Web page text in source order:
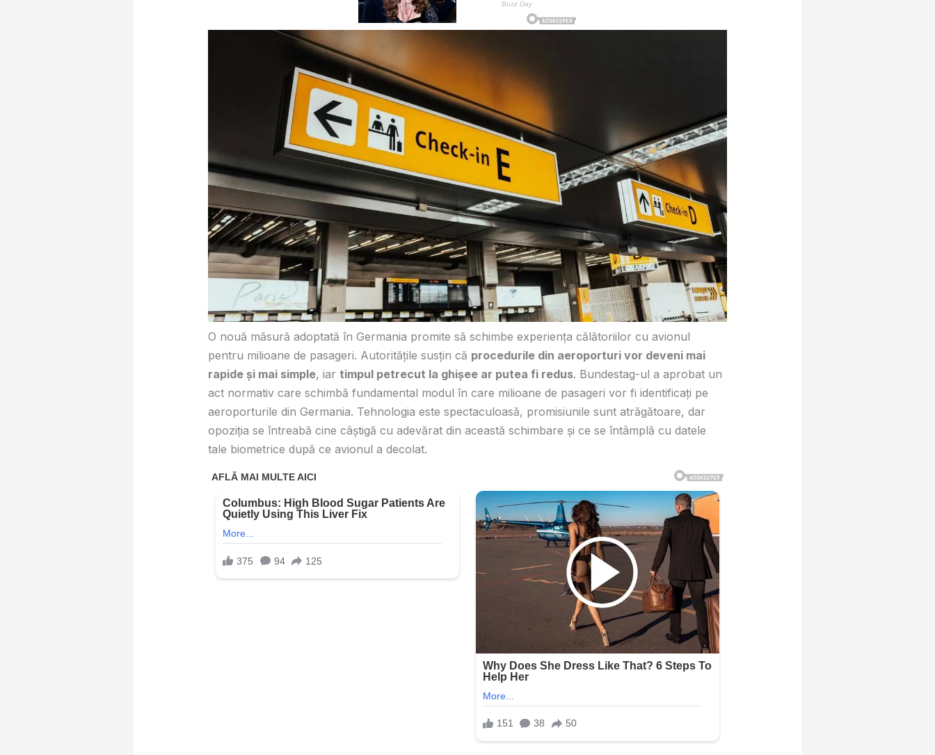
O nouă măsură adoptată în Germania promite să schimbe experiența călătoriilor cu avionul
pentru milioane de pasageri. Autoritățile susțin că procedurile din aeroporturi vor deveni mai
rapide și mai simple, iar timpul petrecut la ghișee ar putea fi redus. Bundestag-ul a aprobat un
act normativ care schimbă fundamental modul în care milioane de pasageri vor fi identificați pe
aeroporturile din Germania. Tehnologia este spectaculoasă, promisiunile sunt atrăgătoare, dar
opoziția se întreabă cine câștigă cu adevărat din această schimbare și ce se întâmplă cu datele
tale biometrice după ce avionul a decolat.